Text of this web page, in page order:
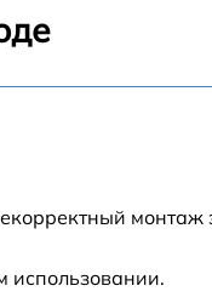
монтаж
использовании.